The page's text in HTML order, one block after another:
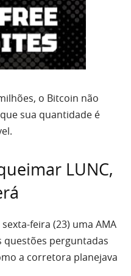
o Bitcoin não
sua quantidade é
LUNC,
feira (23) uma AMA
questões perguntadas
a corretora planejava